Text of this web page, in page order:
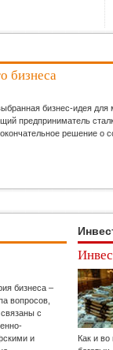
бизнеса
бизнес-идея
предприниматель
решение о
бизнеса –
вопросов,
с
и
Как и